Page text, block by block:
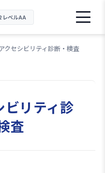
レベルAA
クセシビリティ診断・検査
ビリティ診
査